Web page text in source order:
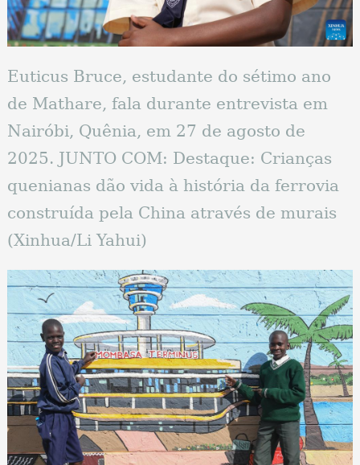
Euticus Bruce, estudante do sétimo ano
de Mathare, fala durante entrevista em
Nairóbi, Quênia, em 27 de agosto de
2025. JUNTO COM: Destaque: Crianças
quenianas dão vida à história da ferrovia
construída pela China através de murais
(Xinhua/Li Yahui)